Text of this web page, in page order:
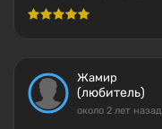
Жамир
(любитель)
около 2 лет назад